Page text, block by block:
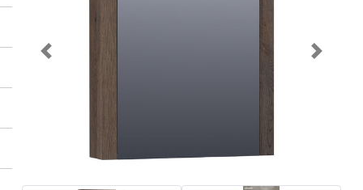
Previous Next